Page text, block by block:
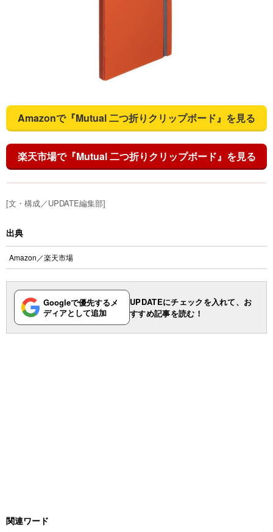
Amazonで『Mutual 二つ折りクリップボード』を見る
楽天市場で『Mutual 二つ折りクリップボード』を見る
[文・構成／UPDATE編集部]
出典
Amazon ／楽天市場
Googleで優先するメ
ディアとして追加
UPDATEにチェックを入れて、お
すすめ記事を読む！
関連ワード